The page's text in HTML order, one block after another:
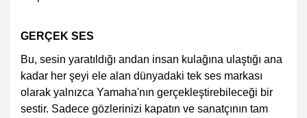
GERÇEK SES
Bu, sesin yaratıldığı andan insan kulağına ulaştığı ana
kadar her şeyi ele alan dünyadaki tek ses markası
olarak yalnızca Yamaha'nın gerçekleştirebileceği bir
sestir. Sadece gözlerinizi kapatın ve sanatçının tam